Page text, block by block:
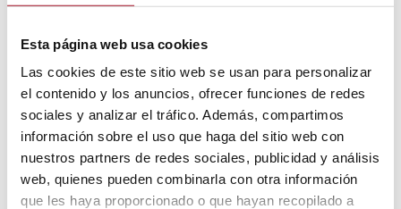
Esta página web usa cookies
Las cookies de este sitio web se usan para personalizar
el contenido y los anuncios, ofrecer funciones de redes
sociales y analizar el tráfico. Además, compartimos
información sobre el uso que haga del sitio web con
nuestros partners de redes sociales, publicidad y análisis
web, quienes pueden combinarla con otra información
que les haya proporcionado o que hayan recopilado a
España, incluidas Canarias y Baleares, y en Portugal.
EnTransTel SAllevamos más de 50 años siendo referentes en
el
alquiler y renting de vehículos industriales
conseguido liderar el sector gracias a la calidad, la implicación
total por parte de todo el equipo y la mejora permanente. Si
estás interesado en obtener más información o solicitar
nuestros servicios,contacta con nosotros .
Por:Transtel